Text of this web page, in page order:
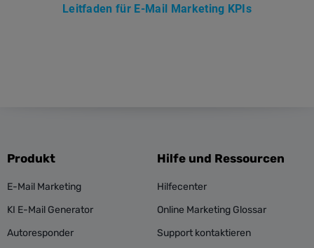
Leitfaden für E-Mail Marketing KPIs
Produkt
E-Mail Marketing
KI E-Mail Generator
Autoresponder
Hilfe und Ressourcen
Hilfecenter
Online Marketing Glossar
Support kontaktieren